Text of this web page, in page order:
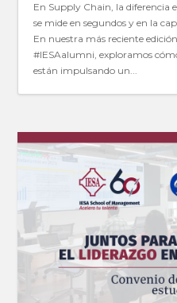
En Supply Chain, la diferencia
se mide en segundos y en la
En nuestra más reciente
#IESAalumni, exploramos
están impulsando un...